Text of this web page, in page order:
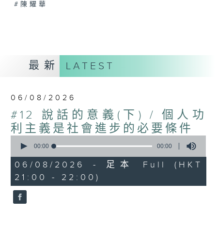
#陳耀華
最新 LATEST
06/08/2026
#12 說話的意義(下) / 個人功
利主義是社會進步的必要條件
seconds
0
seconds
00:00 00:00
06/08/2026 - 足本 Full (HKT
21:00 - 22:00)